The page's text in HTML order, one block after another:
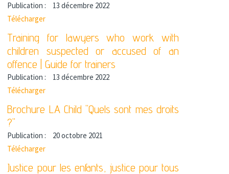
Publication :
13 décembre 2022
Télécharger
Training for lawyers who work with
children suspected or accused of an
offence | Guide for trainers
Publication :
13 décembre 2022
Télécharger
Brochure LA Child "Quels sont mes droits
?"
Publication :
20 octobre 2021
Télécharger
Justice pour les enfants, justice pour tous